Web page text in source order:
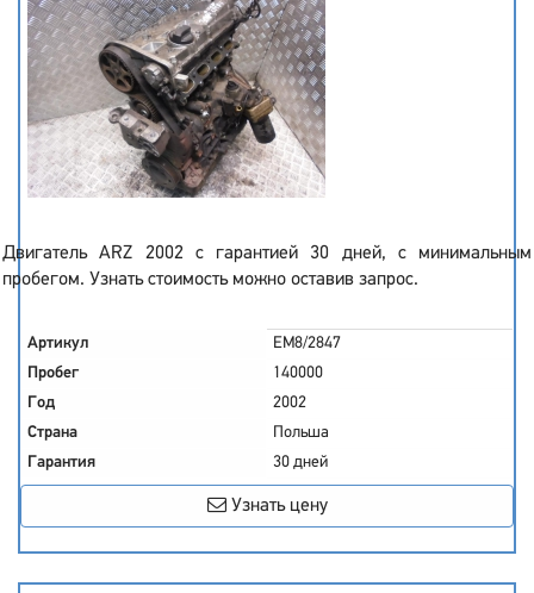
Двигатель ARZ 2002 с гарантией 30 дней, с минимальным
пробегом. Узнать стоимость можно оставив запрос.
Артикул
EM8/2847
Пробег
140000
Год
2002
Страна
Польша
Гарантия
30 дней
Узнать цену